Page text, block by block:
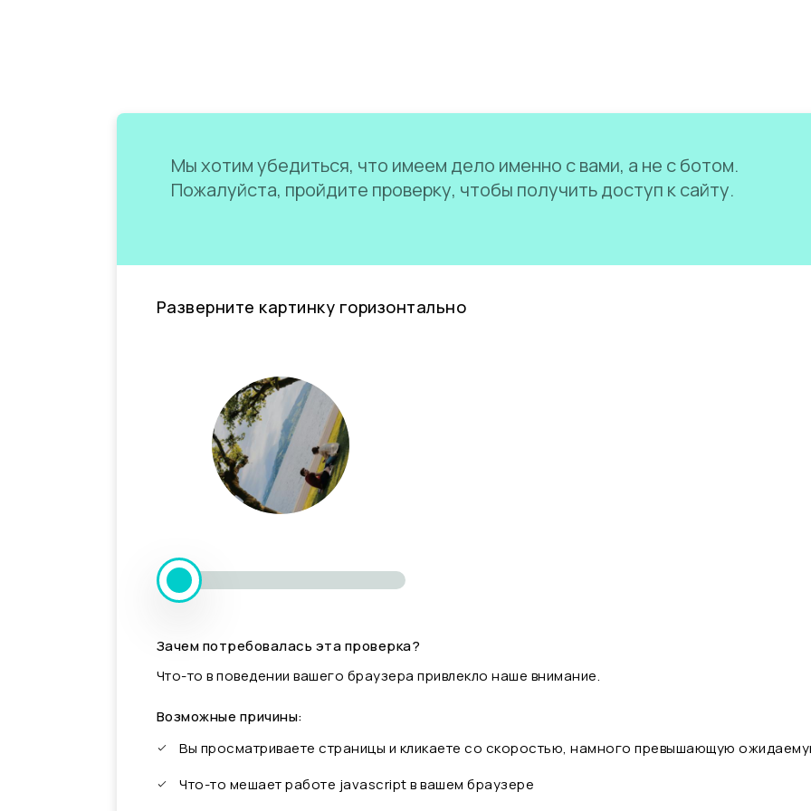
Мы хотим убедиться, что имеем дело именно с вами, а не с ботом.
Пожалуйста, пройдите проверку, чтобы получить доступ к сайту.
Разверните картинку горизонтально
Зачем потребовалась эта проверка?
Что-то в поведении вашего браузера привлекло наше внимание.
Возможные причины:
Вы просматриваете страницы и кликаете со скоростью, намного превышающую
Что-то мешает работе javascript в вашем браузере